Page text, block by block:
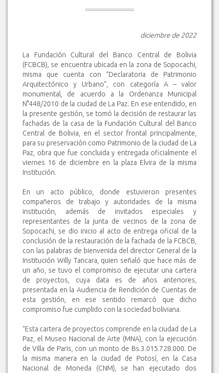
diciembre de 2022
La Fundación Cultural del Banco Central de Bolivia
(FCBCB), se encuentra ubicada en la zona de Sopocachi,
misma que cuenta con “Declaratoria de Patrimonio
Arquitectónico y Urbano”, con categoría A – valor
monumental, de acuerdo a la Ordenanza Municipal
N°448/2010 de la ciudad de La Paz. En ese entendido, en
la presente gestión, se tomó la decisión de restaurar las
fachadas de la casa de la Fundación Cultural del Banco
Central de Bolivia, en el sector frontal principalmente,
para su preservación como Patrimonio de la ciudad de La
Paz, obra que fue concluida y entregada oficialmente el
viernes 16 de diciembre en la plaza Elvira de la misma
Institución.
En un acto público, donde estuvieron presentes
compañeros de trabajo y autoridades de la misma
institución, además de invitados especiales y
representantes de la junta de vecinos de la zona de
Sopocachi, se dio inicio al acto de entrega oficial de la
conclusión de la restauración de la fachada de la FCBCB,
con las palabras de bienvenida del director General de la
Institución Willy Tancara, quien señaló que hace más de
un año, se tuvo el compromiso de ejecutar una cartera
de proyectos, cuya data es de años anteriores,
presentada en la Audiencia de Rendición de Cuentas de
esta gestión, en ese sentido remarcó que dicho
compromiso fue cumplido con la sociedad boliviana.
“Esta cartera de proyectos comprende en la ciudad de La
Paz, el Museo Nacional de Arte (MNA), con la ejecución
de Villa de Paris, con un monto de Bs.3.015.728.000. De
la misma manera en la ciudad de Potosí, en la Casa
Nacional de Moneda (CNM), se han ejecutado dos